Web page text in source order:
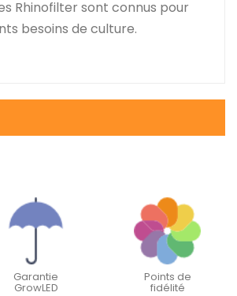
Rhinofilter sont connus pour
besoins de culture.
Garantie
GrowLED
Points de
fidélité